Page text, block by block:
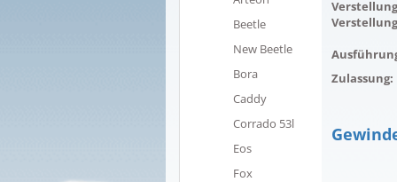
Zulassung:
Beetle
New Beetle
Bora
Caddy
Corrado 53l
Eos
Fox